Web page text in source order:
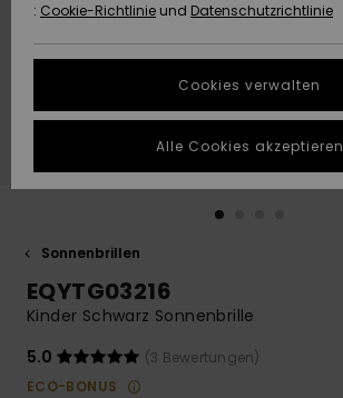
Highlights
Highlights
Starten Sie eine
Unterhaltung,
schnellste
Antwort auf Ihre
Frage zu
erhalten.
Finden Sie
die häufigsten
Fragen sowie
NACHHALTIGKEIT
WUNSCHLISTE
Sonnenbrillen
EQYTG03216
Kinder Schwarz Sonnenbrille
5.0
(3 Bewertungen)
ECO-BONUS
: Cookie-Richtlinie und Datenschutzrichtlinie
Cookies verwalten
Alle Cookies akzeptieren